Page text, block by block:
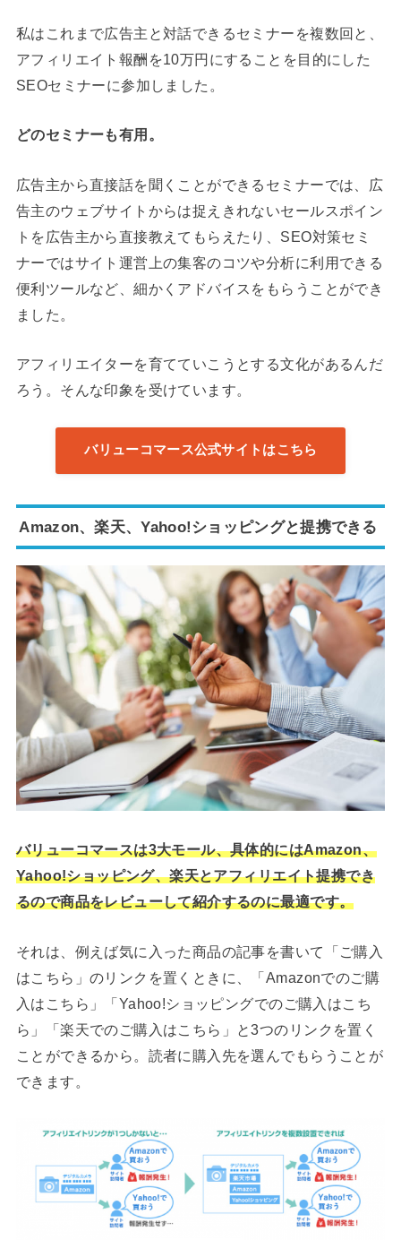
私はこれまで広告主と対話できるセミナーを複数回と、
アフィリエイト報酬を10万円にすることを目的にした
SEOセミナーに参加しました。
どのセミナーも有用。
広告主から直接話を聞くことができるセミナーでは、広
告主のウェブサイトからは捉えきれないセールスポイン
トを広告主から直接教えてもらえたり、SEO対策セミ
ナーではサイト運営上の集客のコツや分析に利用できる
便利ツールなど、細かくアドバイスをもらうことができ
ました。
アフィリエイターを育てていこうとする文化があるんだ
ろう。そんな印象を受けています。
バリューコマース公式サイトはこちら
Amazon、楽天、Yahoo!ショッピングと提携できる
バリューコマースは3大モール、具体的にはAmazon、
Yahoo!ショッピング、楽天とアフィリエイト提携でき
るので商品をレビューして紹介するのに最適です。
それは、例えば気に入った商品の記事を書いて「ご購入
はこちら」のリンクを置くときに、「Amazonでのご購
入はこちら」「Yahoo!ショッピングでのご購入はこち
ら」「楽天でのご購入はこちら」と3つのリンクを置く
ことができるから。読者に購入先を選んでもらうことが
できます。